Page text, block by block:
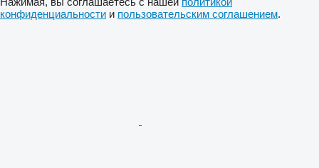
конфиденциальности и пользовательским соглашением.